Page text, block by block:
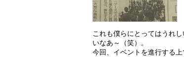
これも僕らにとってはうれ
いなあ～（笑）。
今回、イベントを進行する